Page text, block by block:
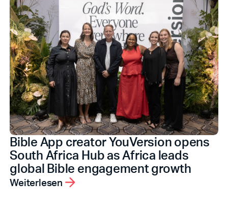
Bible App creator YouVersion opens
South Africa Hub as Africa leads
global Bible engagement growth
Weiterlesen